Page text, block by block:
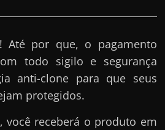
Até por que, o pagamento
todo sigilo e segurança
anti-clone para que seus
protegidos.
você receberá o produto em